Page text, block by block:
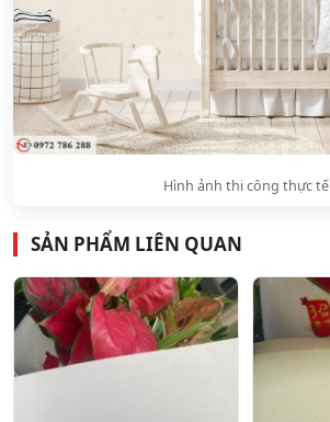
Hình ảnh thi công thực tế
SẢN PHẨM LIÊN QUAN